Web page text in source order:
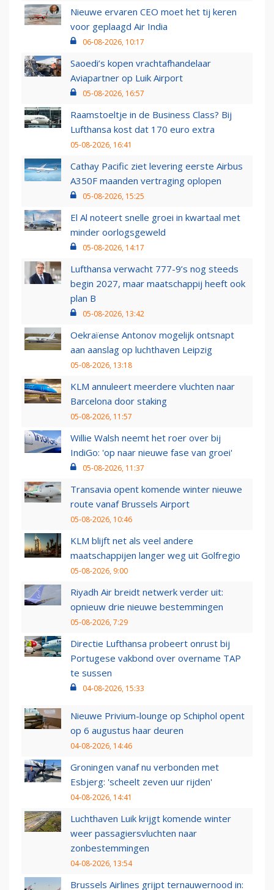
Nieuwe ervaren CEO moet het tij keren
voor geplaagd Air India
06-08-2026, 10:17
Saoedi’s kopen vrachtafhandelaar
Aviapartner op Luik Airport
05-08-2026, 16:57
Raamstoeltje in de Business Class? Bij
Lufthansa kost dat 170 euro extra
05-08-2026, 16:41
Cathay Pacific ziet levering eerste Airbus
A350F maanden vertraging oplopen
05-08-2026, 15:25
El Al noteert snelle groei in kwartaal met
minder oorlogsgeweld
05-08-2026, 14:17
Lufthansa verwacht 777-9’s nog steeds
begin 2027, maar maatschappij heeft ook
plan B
05-08-2026, 13:42
Oekraïense Antonov mogelijk ontsnapt
aan aanslag op luchthaven Leipzig
05-08-2026, 13:18
KLM annuleert meerdere vluchten naar
Barcelona door staking
05-08-2026, 11:57
Willie Walsh neemt het roer over bij
IndiGo: 'op naar nieuwe fase van groei'
05-08-2026, 11:37
Transavia opent komende winter nieuwe
route vanaf Brussels Airport
05-08-2026, 10:46
KLM blijft net als veel andere
maatschappijen langer weg uit Golfregio
05-08-2026, 9:00
Riyadh Air breidt netwerk verder uit:
opnieuw drie nieuwe bestemmingen
05-08-2026, 7:29
Directie Lufthansa probeert onrust bij
Portugese vakbond over overname TAP
te sussen
04-08-2026, 15:33
Nieuwe Privium-lounge op Schiphol opent
op 6 augustus haar deuren
04-08-2026, 14:46
Groningen vanaf nu verbonden met
Esbjerg: 'scheelt zeven uur rijden'
04-08-2026, 14:41
Luchthaven Luik krijgt komende winter
weer passagiersvluchten naar
zonbestemmingen
04-08-2026, 13:54
Brussels Airlines grijpt ternauwernood in: